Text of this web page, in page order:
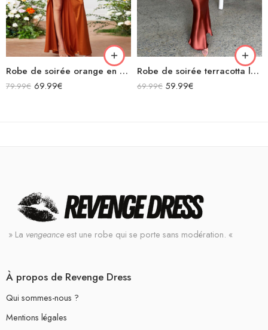
Robe de soirée orange en satin licou longue fendue sans manches
79.99€ 69.99€
Robe de soirée terracotta longue en satin bretelles spaghetti décolleté dos nu laçage croisées dans le dos
69.99€ 59.99€
» La vengeance est une robe qui se porte sans modération. «
À propos de Revenge Dress
Qui sommes-nous ?
Mentions légales